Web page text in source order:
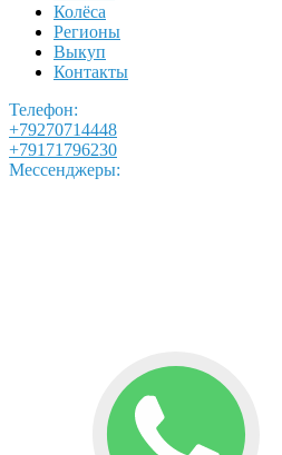
Колёса
Регионы
Выкуп
Контакты
Телефон:
+79270714448
+79171796230
Мессенджеры: